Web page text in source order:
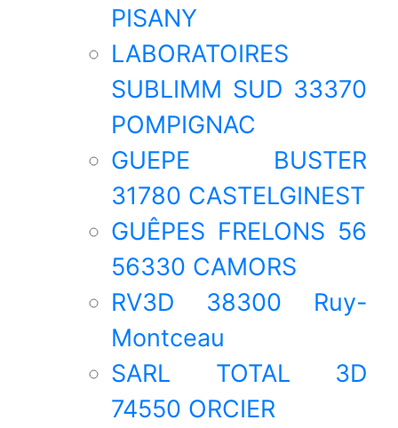
PISANY
LABORATOIRES
SUBLIMM SUD 33370
POMPIGNAC
GUEPE BUSTER
31780 CASTELGINEST
GUÊPES FRELONS 56
56330 CAMORS
RV3D 38300 Ruy-
Montceau
SARL TOTAL 3D
74550 ORCIER